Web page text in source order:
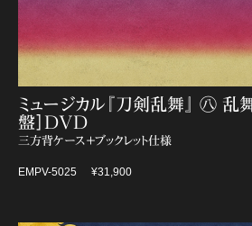
ミュージカル『刀剣乱舞』 ㊇ 乱
盤］DVD
三方背ケース＋ブックレット仕様
EMPV-5025 ¥31,900